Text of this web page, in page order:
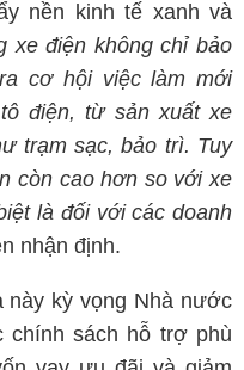
nền kinh tế xanh và
xe điện không chỉ bảo
cơ hội việc làm mới
điện, từ sản xuất xe
trạm sạc, bảo trì. Tuy
còn cao hơn so với xe
là đối với các doanh
nhận định.
này kỳ vọng Nhà nước
chính sách hỗ trợ phù